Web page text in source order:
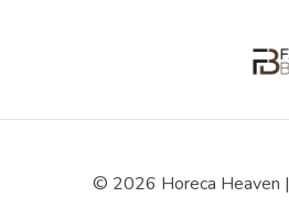
© 2026 Horeca Heaven |